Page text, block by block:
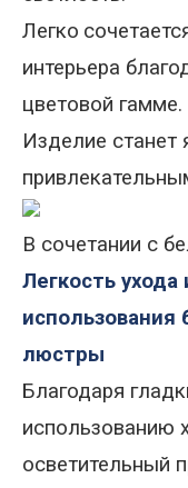
Легко
интерьера
цветовой гамме.
Изделие станет
В сочетании с
Легкость
использования
люстры
Благодаря
использованию
осветительный